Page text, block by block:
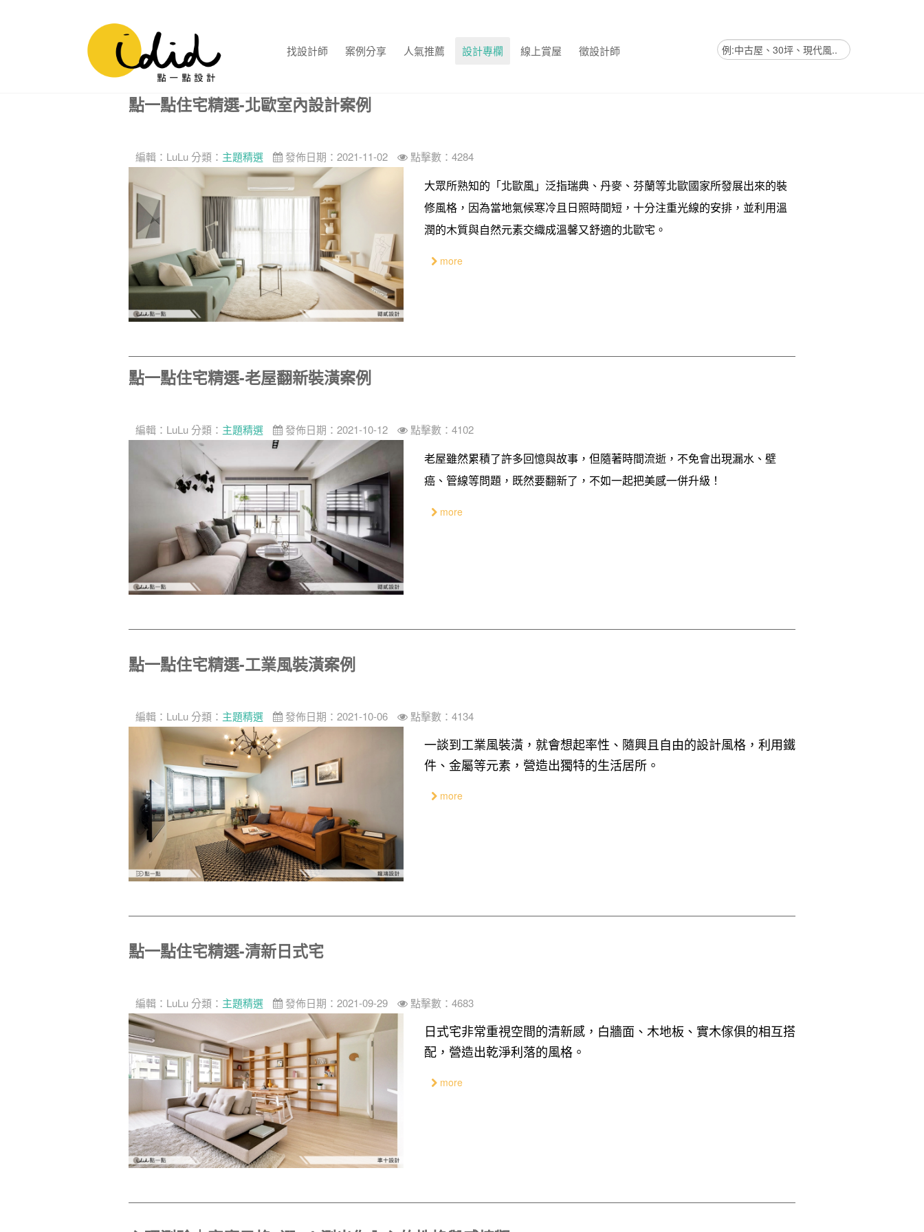
找設計師 案例分享 人氣推薦 設計專欄 線上賞屋 徵設計師
點一點住宅精選-北歐室內設計案例
編輯： LuLu 分類： 主題精選 發佈日期：2021-11-02 點擊數：4284
大眾所熟知的「北歐風」泛指瑞典、丹麥、芬蘭等北歐國家所發展出來的裝
修風格，因為當地氣候寒冷且日照時間短，十分注重光線的安排，並利用溫
潤的木質與自然元素交織成溫馨又舒適的北歐宅。
more
點一點住宅精選-老屋翻新裝潢案例
編輯： LuLu 分類： 主題精選 發佈日期：2021-10-12 點擊數：4102
老屋雖然累積了許多回憶與故事，但隨著時間流逝，不免會出現漏水、壁
癌、管線等問題，既然要翻新了，不如一起把美感一併升級！​
more
點一點住宅精選-工業風裝潢案例
編輯： LuLu 分類： 主題精選 發佈日期：2021-10-06 點擊數：4134
一談到工業風裝潢，就會想起率性、隨興且自由的設計風格，利用鐵
件、金屬等元素，營造出獨特的生活居所。
more
點一點住宅精選-清新日式宅
編輯： LuLu 分類： 主題精選 發佈日期：2021-09-29 點擊數：4683
日式宅非常重視空間的清新感，白牆面、木地板、實木傢俱的相互搭
配，營造出乾淨利落的風格。
more